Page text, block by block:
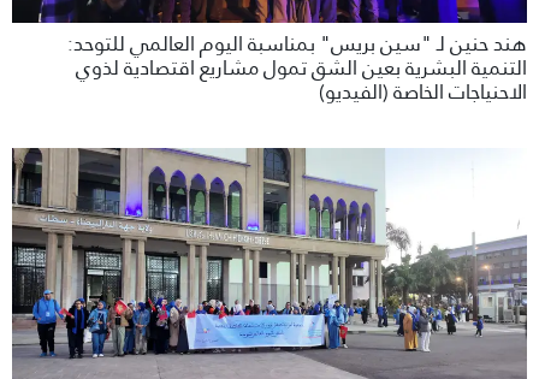
هند حنين لـ "سين بريس" بمناسبة اليوم العالمي للتوحد:
التنمية البشرية بعين الشق تمول مشاريع اقتصادية لذوي
الاحنياجات الخاصة (الفيديو)